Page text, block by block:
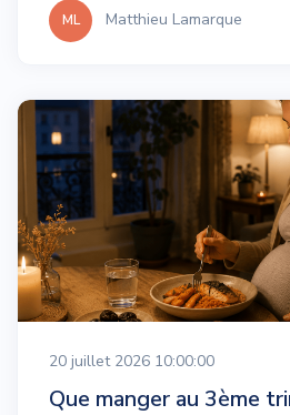
ML Matthieu Lamarque
20 juillet 2026 10:00:00
Que manger au 3ème